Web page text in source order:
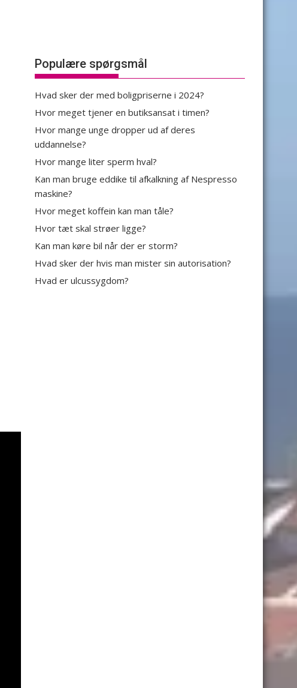
Populære spørgsmål
Hvad sker der med boligpriserne i 2024?
Hvor meget tjener en butiksansat i timen?
Hvor mange unge dropper ud af deres
uddannelse?
Hvor mange liter sperm hval?
Kan man bruge eddike til afkalkning af Nespresso
maskine?
Hvor meget koffein kan man tåle?
Hvor tæt skal strøer ligge?
Kan man køre bil når der er storm?
Hvad sker der hvis man mister sin autorisation?
Hvad er ulcussygdom?